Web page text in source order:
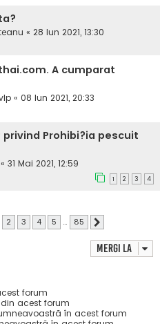
« 28 Iun 2021, 13:30
A cumparat
« 08 Iun 2021, 20:33
privind Prohibi?ia pescuit
« 31 Mai 2021, 12:59
1 2 3 4
din 85
2 3 4 5 … 85
Mergi la
forum
acest forum
în acest forum